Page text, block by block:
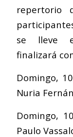
repertorio
se lleve
finalizará
Domingo,
Nuria
Domingo,
Paulo